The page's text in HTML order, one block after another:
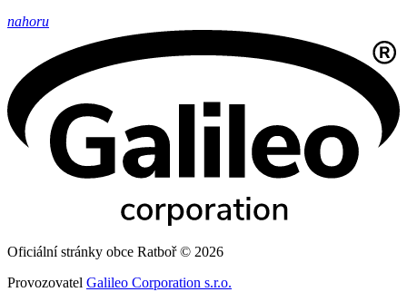
nahoru
Oficiální stránky obce Ratboř © 2026
Provozovatel Galileo Corporation s.r.o.